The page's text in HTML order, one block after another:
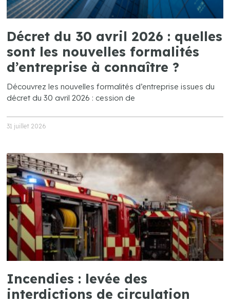
Décret du 30 avril 2026 : quelles
sont les nouvelles formalités
d’entreprise à connaître ?
Découvrez les nouvelles formalités d’entreprise issues du
décret du 30 avril 2026 : cession de
31 juillet 2026
Incendies : levée des
interdictions de circulation